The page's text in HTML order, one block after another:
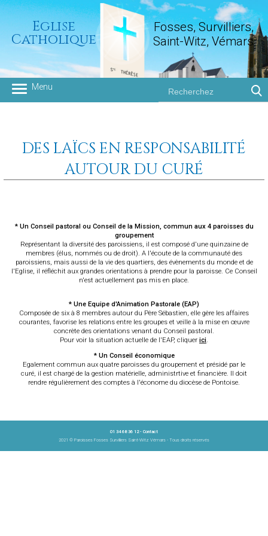
Eglise
Catholique
Fosses, Survilliers,
Saint-Witz, Vémars
DES LAÏCS EN RESPONSABILITÉ
AUTOUR DU CURÉ
* Un Conseil pastoral ou Conseil de la Mission, commun aux 4 paroisses du
groupement
Représentant la diversité des paroissiens, il est composé d'une quinzaine de
membres (élus, nommés ou de droit). A l'écoute de la communauté des
paroissiens, mais aussi de la vie des quartiers, des évènements du monde et de
l'Eglise, il réfléchit aux grandes orientations à prendre pour la paroisse. Ce Conseil
n'est actuellement pas mis en place.
* Une Equipe d'Animation Pastorale (EAP)
Composée de six à 8 membres autour du Père Sébastien, elle gère les affaires
courantes, favorise les relations entre les groupes et veille à la mise en œuvre
concrète des orientations venant du Conseil pastoral.
Pour voir la situation actuelle de l'EAP, cliquer ici.
* Un Conseil économique
Egalement commun aux quatre paroisses du groupement et présidé par le
curé, il est chargé de la gestion matérielle, administrtive et financière. Il doit
rendre régulièrement des comptes à l'économe du diocèse de Pontoise.
01 34 68 36 12 - Contact
2021 © Paroisses Fosses Survilliers Saint-Witz Vémars - Tous droits réservés